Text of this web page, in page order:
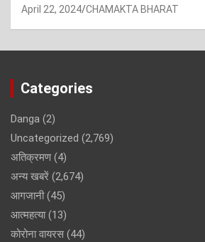
April 22, 2024 CHAMAKTA BHARAT
Categories
Danga (2)
Uncategorized (2,769)
अतिक्रमण(4)
अन्य खबरें (2,674)
आगजानी(45)
आत्महत्या(13)
कोरोना वायरस (44)